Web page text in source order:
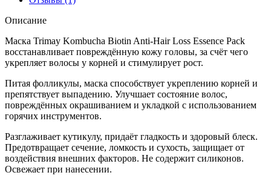
Описание
Маска Trimay Kombucha Biotin Anti-Hair Loss Essence Pack
восстанавливает повреждённую кожу головы, за счёт чего
укрепляет волосы у корней и стимулирует рост.
Питая фолликулы, маска способствует укреплению корней и
препятствует выпадению. Улучшает состояние волос,
повреждённых окрашиванием и укладкой с использованием
горячих инструментов.
Разглаживает кутикулу, придаёт гладкость и здоровый блеск.
Предотвращает сечение, ломкость и сухость, защищает от
воздействия внешних факторов. Не содержит силиконов.
Освежает при нанесении.